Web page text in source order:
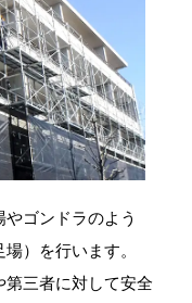
ゴンドラのよう
）を行います。
三者に対して安全